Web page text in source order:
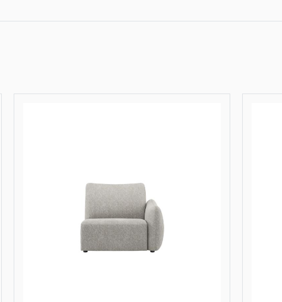
Olvera, 2-zits - 140 cm